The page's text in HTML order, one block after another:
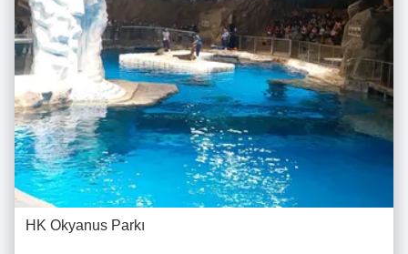
HK Okyanus Parkı